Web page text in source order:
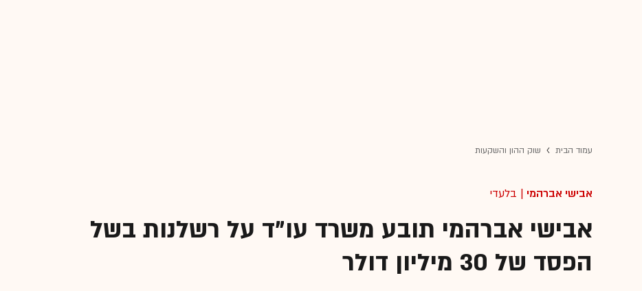
עמוד הבית שוק ההון והשקעות
אבישי אברהמי | בלעדי
אבישי אברהמי תובע משרד עו"ד על רשלנות בשל
הפסד של 30 מיליון דולר